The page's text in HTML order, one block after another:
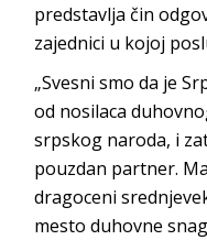
predstavlja čin
zajednici u kojoj
„Svesni smo da je
od nosilaca
srpskog naroda, i
pouzdan partner.
dragoceni
mesto duhovne